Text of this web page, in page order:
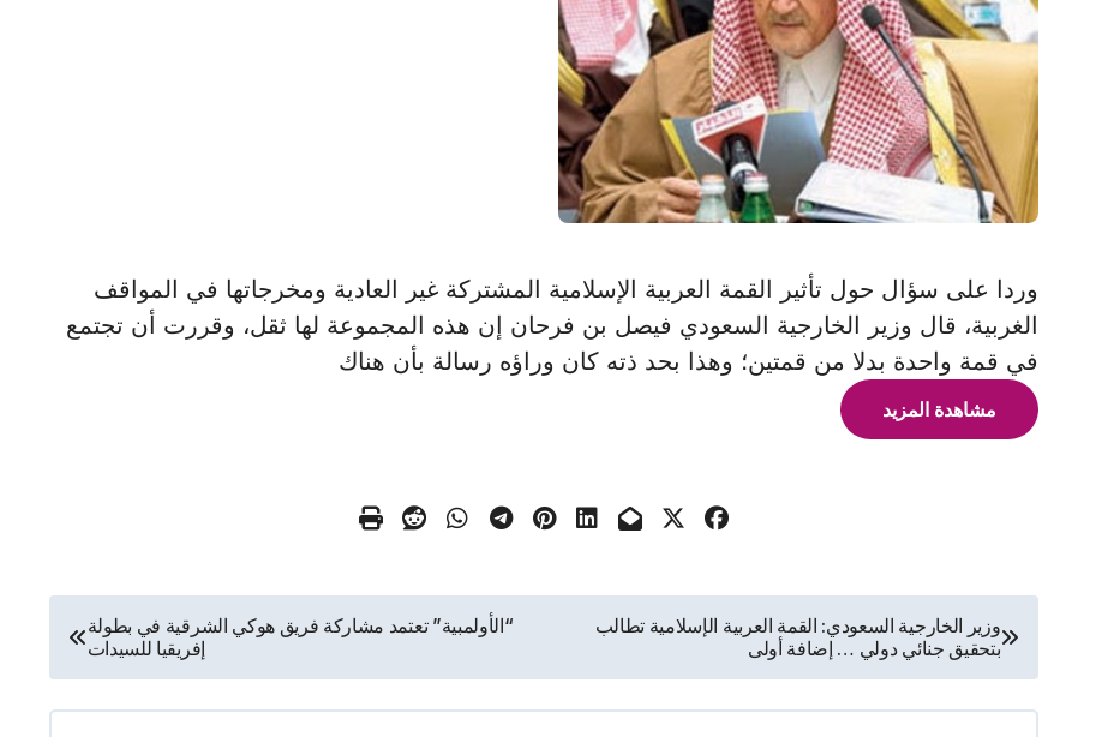
وردا على سؤال حول تأثير القمة العربية الإسلامية المشتركة غير العادية ومخرجاتها في المواقف
الغربية، قال وزير الخارجية السعودي فيصل بن فرحان إن هذه المجموعة لها ثقل، وقررت أن تجتمع
في قمة واحدة بدلا من قمتين؛ وهذا بحد ذته كان وراؤه رسالة بأن هناك
مشاهدة المزيد
تصفّح
المقالات
وزير الخارجية السعودي: القمة العربية الإسلامية تطالب
بتحقيق جنائي دولي … إضافة أولى
“الأولمبية” تعتمد مشاركة فريق هوكي الشرقية في بطولة
إفريقيا للسيدات